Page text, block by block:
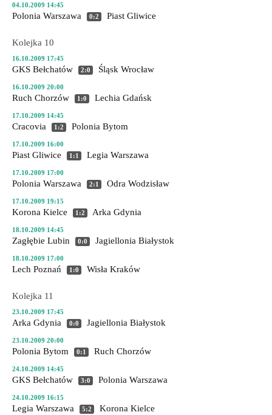
04.10.2009 14:45
Polonia Warszawa 0:2 Piast Gliwice
Kolejka 10
16.10.2009 17:45
GKS Bełchatów 2:0 Śląsk Wrocław
16.10.2009 20:00
Ruch Chorzów 1:0 Lechia Gdańsk
17.10.2009 14:45
Cracovia 1:2 Polonia Bytom
17.10.2009 16:00
Piast Gliwice 1:1 Legia Warszawa
17.10.2009 17:00
Polonia Warszawa 2:1 Odra Wodzisław
17.10.2009 19:15
Korona Kielce 1:2 Arka Gdynia
18.10.2009 14:45
Zagłębie Lubin 0:0 Jagiellonia Białystok
18.10.2009 17:00
Lech Poznań 1:0 Wisła Kraków
Kolejka 11
23.10.2009 17:45
Arka Gdynia 0:0 Jagiellonia Białystok
23.10.2009 20:00
Polonia Bytom 0:1 Ruch Chorzów
24.10.2009 14:45
GKS Bełchatów 3:0 Polonia Warszawa
24.10.2009 16:15
Legia Warszawa 5:2 Korona Kielce